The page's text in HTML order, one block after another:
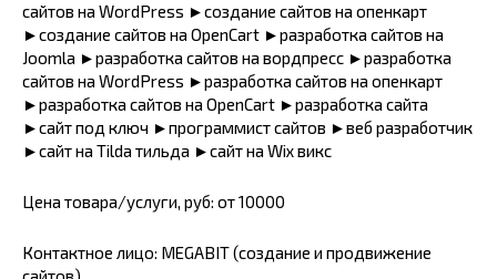
сайтов на WоrdРrеss ►создание сайтов на опенкарт
►создание сайтов на ОреnСаrt ►разработка сайтов на
Jооmlа ►разработка сайтов на вордпресс ►разработка
сайтов на WоrdРrеss ►разработка сайтов на опенкарт
►разработка сайтов на ОреnСаrt ►разработка сайта
►сайт под ключ ►программист сайтов ►веб разработчик
►сайт на Тildа тильда ►сайт на Wiх викс
Цена товара/услуги, руб: от 10000
Контактное лицо: MEGABIT (создание и продвижение